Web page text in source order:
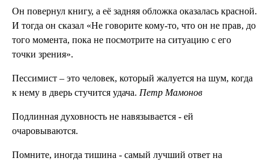
Он повернул книгу, а её задняя обложка оказалась красной.
И тогда он сказал «Не говорите кому-то, что он не прав, до
того момента, пока не посмотрите на ситуацию с его
точки зрения».
Пессимист – это человек, который жалуется на шум, когда
к нему в дверь стучится удача. Петр Мамонов
Подлинная духовность не навязывается - ей
очаровываются.
Помните, иногда тишина - самый лучший ответ на